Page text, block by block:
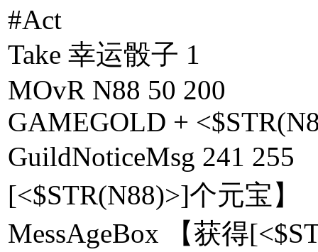
#Act
Take 幸运骰子 1
MOvR N88 50 200
GAMEGOLD +
GuildNoticeMsg 241 255
[<$STR(N88)>]个元宝】
MessAgeBox 【获得